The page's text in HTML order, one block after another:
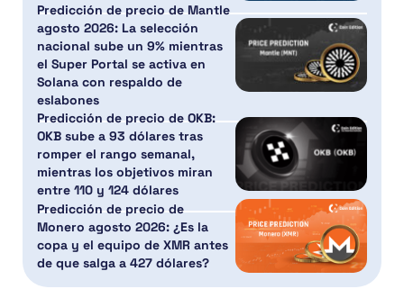
Predicción de precio de Mantle
agosto 2026: La selección
nacional sube un 9% mientras
el Super Portal se activa en
Solana con respaldo de
eslabones
Predicción de precio de OKB:
OKB sube a 93 dólares tras
romper el rango semanal,
mientras los objetivos miran
entre 110 y 124 dólares
Predicción de precio de
Monero agosto 2026: ¿Es la
copa y el equipo de XMR antes
de que salga a 427 dólares?